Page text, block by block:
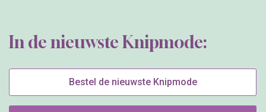
In de nieuwste Knipmode:
Bestel de nieuwste Knipmode